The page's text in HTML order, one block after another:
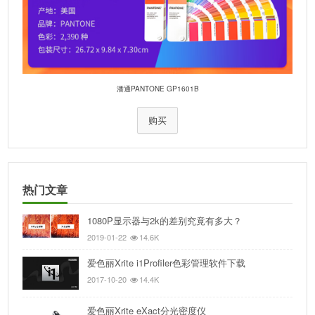
潘通PANTONE GP1601B
购买
热门文章
1080P显示器与2k的差别究竟有多大？
2019-01-22 14.6K
爱色丽Xrite i1Profiler色彩管理软件下载
2017-10-20 14.4K
爱色丽Xrite eXact分光密度仪